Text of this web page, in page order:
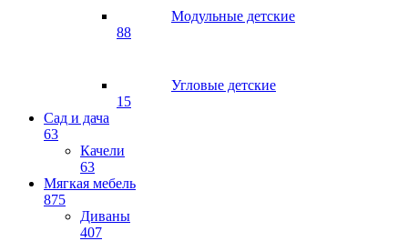
Модульные детские
88
Угловые детские
15
Сад и дача
63
Качели
63
Мягкая мебель
875
Диваны
407